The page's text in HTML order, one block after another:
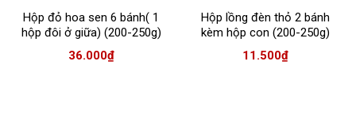
Hộp đỏ hoa sen 6 bánh( 1
hộp đôi ở giữa) (200-250g)
36.000₫
Hộp lồng đèn thỏ 2 bánh
kèm hộp con (200-250g)
11.500₫